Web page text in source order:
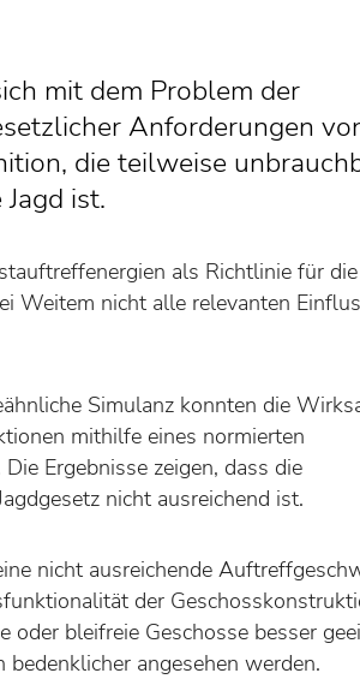
mit dem Problem der
Anforderungen
die teilweise
ist.
als Richtlinie für die
Weitem nicht alle relevanten
Simulanz konnten die
mithilfe eines normierten
Ergebnisse zeigen, dass die
nicht ausreichend ist.
nicht ausreichende
der
bleifreie Geschosse besser
angesehen werden.